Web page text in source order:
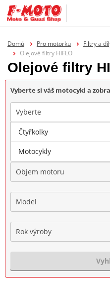
Domů Pro motorku Filtry a
Olejové filtry HIFLO
Olejové filtry
Vyberte si váš motocykl a
Vyberte
Značka
Objem motoru
Model
Rok výroby
Čtyřkolky
Motocykly